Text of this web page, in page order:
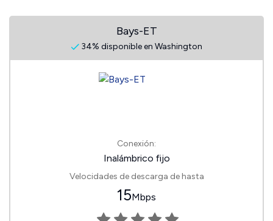
Bays-ET
34% disponible en Washington
Conexión:
Inalámbrico fijo
Velocidades de descarga de hasta
15Mbps